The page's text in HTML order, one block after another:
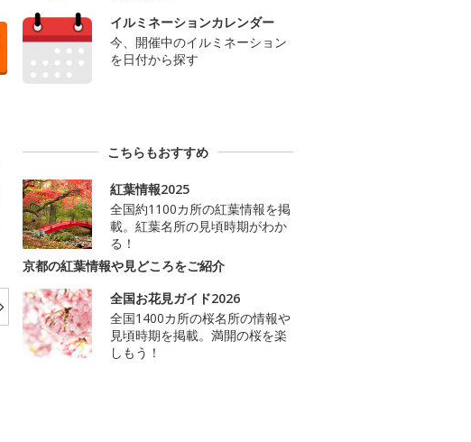
イルミネーションカレンダー
今、開催中のイルミネーション
を日付から探す
こちらもおすすめ
紅葉情報2025
全国約1100カ所の紅葉情報を掲
載。紅葉名所の見頃時期がわか
る！
京都の紅葉情報や見どころをご紹介
全国お花見ガイド2026
全国1400カ所の桜名所の情報や
見頃時期を掲載。満開の桜を楽
しもう！